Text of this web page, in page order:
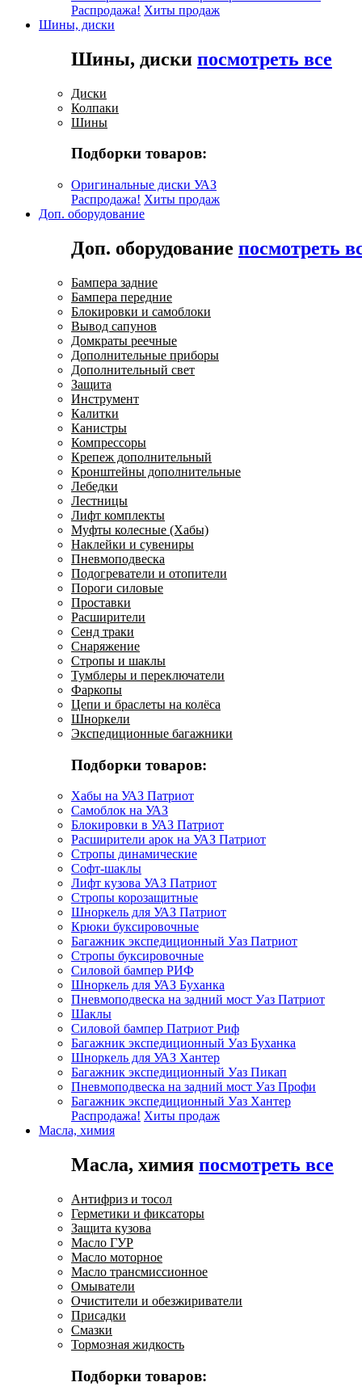
Распродажа! Хиты продаж
Шины, диски
Шины, диски посмотреть все
Диски
Колпаки
Шины
Подборки товаров:
Оригинальные диски УАЗ
Распродажа! Хиты продаж
Доп. оборудование
Доп. оборудование посмотреть
Бампера задние
Бампера передние
Блокировки и самоблоки
Вывод сапунов
Домкраты реечные
Дополнительные приборы
Дополнительный свет
Защита
Инструмент
Калитки
Канистры
Компрессоры
Крепеж дополнительный
Кронштейны дополнительные
Лебедки
Лестницы
Лифт комплекты
Муфты колесные (Хабы)
Наклейки и сувениры
Пневмоподвеска
Подогреватели и отопители
Пороги силовые
Проставки
Расширители
Сенд траки
Снаряжение
Стропы и шаклы
Тумблеры и переключатели
Фаркопы
Цепи и браслеты на колёса
Шноркели
Экспедиционные багажники
Подборки товаров:
Хабы на УАЗ Патриот
Самоблок на УАЗ
Блокировки в УАЗ Патриот
Расширители арок на УАЗ Патриот
Стропы динамические
Софт-шаклы
Лифт кузова УАЗ Патриот
Стропы корозащитные
Шноркель для УАЗ Патриот
Крюки буксировочные
Багажник экспедиционный Уаз Патриот
Стропы буксировочные
Силовой бампер РИФ
Шноркель для УАЗ Буханка
Пневмоподвеска на задний мост Уаз Патриот
Шаклы
Силовой бампер Патриот Риф
Багажник экспедиционный Уаз Буханка
Шноркель для УАЗ Хантер
Багажник экспедиционный Уаз Пикап
Пневмоподвеска на задний мост Уаз Профи
Багажник экспедиционный Уаз Хантер
Распродажа! Хиты продаж
Масла, химия
Масла, химия посмотреть все
Антифриз и тосол
Герметики и фиксаторы
Защита кузова
Масло ГУР
Масло моторное
Масло трансмиссионное
Омыватели
Очистители и обезжириватели
Присадки
Смазки
Тормозная жидкость
Подборки товаров: